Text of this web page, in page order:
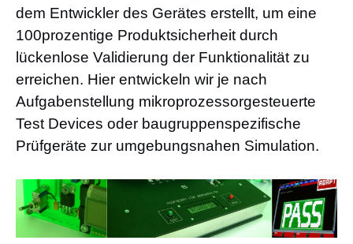
dem Entwickler des Gerätes erstellt, um eine
100prozentige Produktsicherheit durch
lückenlose Validierung der Funktionalität zu
erreichen. Hier entwickeln wir je nach
Aufgabenstellung mikroprozessorgesteuerte
Test Devices oder baugruppenspezifische
Prüfgeräte zur umgebungsnahen Simulation.